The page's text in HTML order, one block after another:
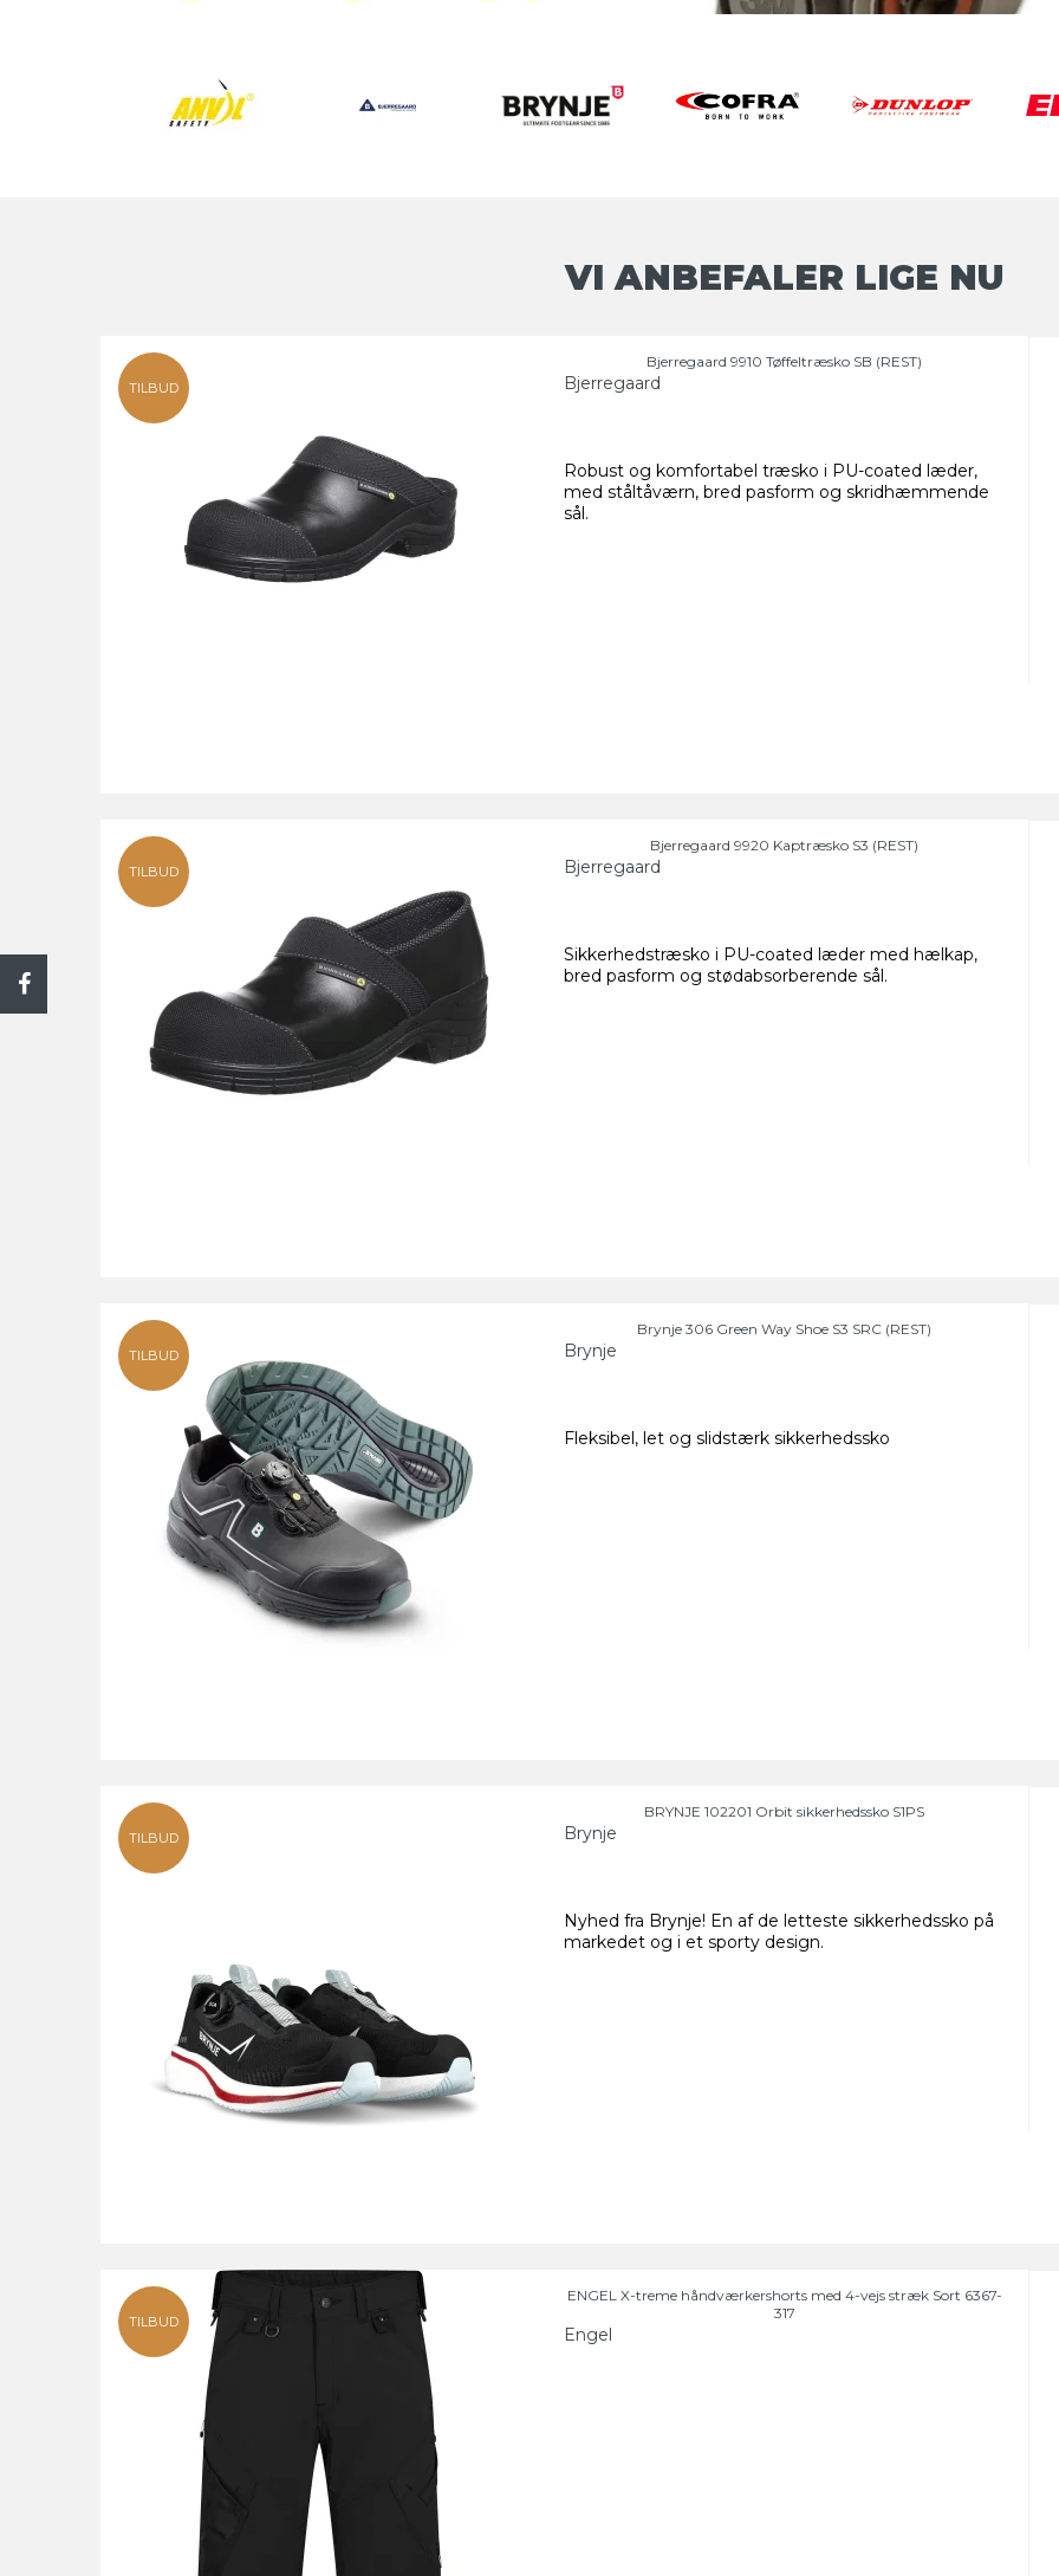
VI ANBEFALER LIGE NU
TILBUD
Bjerregaard 9910 Tøffeltræsko SB (REST)
Bjerregaard
Robust og komfortabel træsko i PU-coated læder,
med ståltåværn, bred pasform og skridhæmmende
sål.
TILBUD
Bjerregaard 9920 Kaptræsko S3 (REST)
Bjerregaard
Sikkerhedstræsko i PU-coated læder med hælkap,
bred pasform og stødabsorberende sål.
TILBUD
Brynje 306 Green Way Shoe S3 SRC (REST)
Brynje
Fleksibel, let og slidstærk sikkerhedssko
TILBUD
BRYNJE 102201 Orbit sikkerhedssko S1PS
Brynje
Nyhed fra Brynje! En af de letteste sikkerhedssko på
markedet og i et sporty design.
TILBUD
ENGEL X-treme håndværkershorts med 4-vejs stræk Sort 6367-
317
Engel